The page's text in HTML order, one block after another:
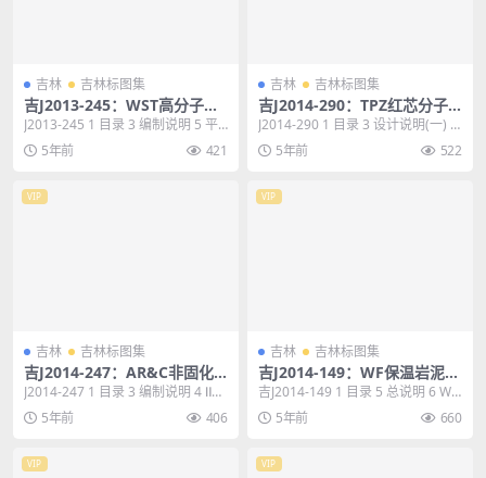
吉林 吉林标图集
吉J2013-245：WST高分子喷
涂速凝橡胶防水涂料建筑构造
J2013-245 1 目录 3 编制说明 5 平
屋面做法选用表 11 坡屋面做...
5年前 421
吉林 吉林标图集
吉J2014-290：TPZ红芯分子
粘高分子卷材防水建筑构造
J2014-290 1 目录 3 设计说明(一) 4
设计说明(二) 5 设计说...
5年前 522
VIP
吉林 吉林标图集
吉J2014-247：AR&C非固化
橡胶沥青防水涂料建筑构造
J2014-247 1 目录 3 编制说明 4 Ⅱ级
防水平屋面构造选用简图 9 ...
5年前 406
VIP
吉林 吉林标图集
吉J2014-149：WF保温岩泥复
合墙体建筑构造
吉J2014-149 1 目录 5 总说明 6 WF
保温岩泥抹灰层阳角构造 16...
5年前 660
VIP VIP